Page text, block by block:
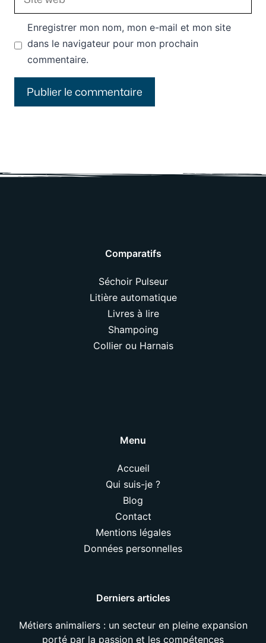
web
Enregistrer mon nom, mon e-mail et mon site
dans le navigateur pour mon prochain
commentaire.
Comparatifs
Séchoir Pulseur
Litière automatique
Livres à lire
Shampoing
Collier ou Harnais
Menu
Accueil
Qui suis-je ?
Blog
Contact
Mentions légales
Données personnelles
Derniers articles
Métiers animaliers : un secteur en pleine expansion
porté par la passion et les compétences